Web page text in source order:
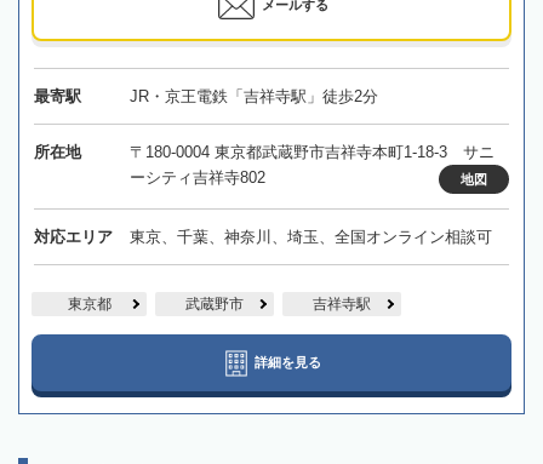
メールする
最寄駅 JR・京王電鉄「吉祥寺駅」徒歩2分
所在地
〒180-0004 東京都武蔵野市吉祥寺本町1-18-3 サニ
ーシティ吉祥寺802
地図
対応エリア 東京、千葉、神奈川、埼玉、全国オンライン相談可
東京都 武蔵野市 吉祥寺駅
詳細を見る